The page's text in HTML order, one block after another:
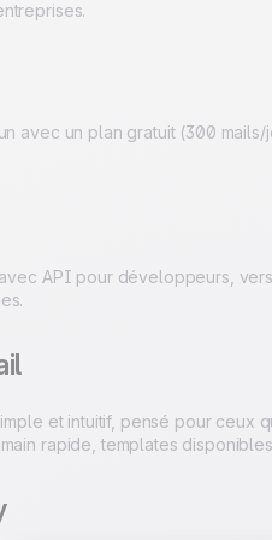
avec un plan gratuit (300
API pour développeurs,
et intuitif, pensé pour ceux
rapide, templates